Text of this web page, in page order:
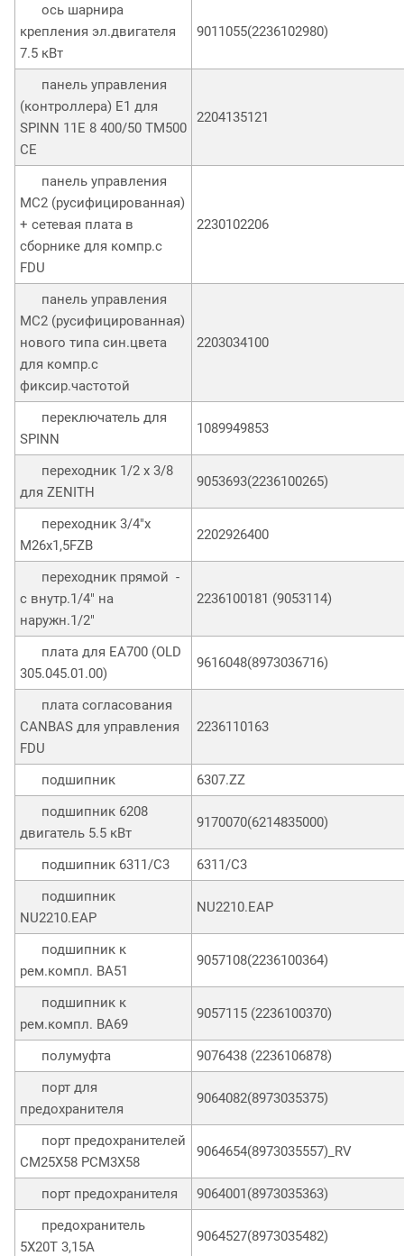
ось шарнира
крепления эл.двигателя
7.5 кВт
9011055(2236102980)
панель управления
(контроллера) Е1 для
SPINN 11E 8 400/50 TM500
CE
2204135121
панель управления
МС2 (русифицированная)
+ сетевая плата в
сборнике для компр.с
FDU
2230102206
панель управления
МС2 (русифицированная)
нового типа син.цвета
для компр.с
фиксир.частотой
2203034100
переключатель для
SPINN
1089949853
переходник 1/2 х 3/8
для ZENITH
9053693(2236100265)
переходник 3/4"х
M26х1,5FZB
2202926400
переходник прямой -
с внутр.1/4" на
наружн.1/2"
2236100181 (9053114)
плата для ЕА700 (OLD
305.045.01.00)
9616048(8973036716)
плата согласования
CANBAS для управления
FDU
2236110163
подшипник
6307.ZZ
подшипник 6208
двигатель 5.5 кВт
9170070(6214835000)
подшипник 6311/C3
6311/C3
подшипник
NU2210.EAP
NU2210.EAP
подшипник к
рем.компл. ВА51
9057108(2236100364)
подшипник к
рем.компл. ВА69
9057115 (2236100370)
полумуфта
9076438 (2236106878)
порт для
предохранителя
9064082(8973035375)
порт предохранителей
СМ25Х58 PCM3X58
9064654(8973035557)_RV
порт предохранителя
9064001(8973035363)
предохранитель
5X20T 3,15A
9064527(8973035482)